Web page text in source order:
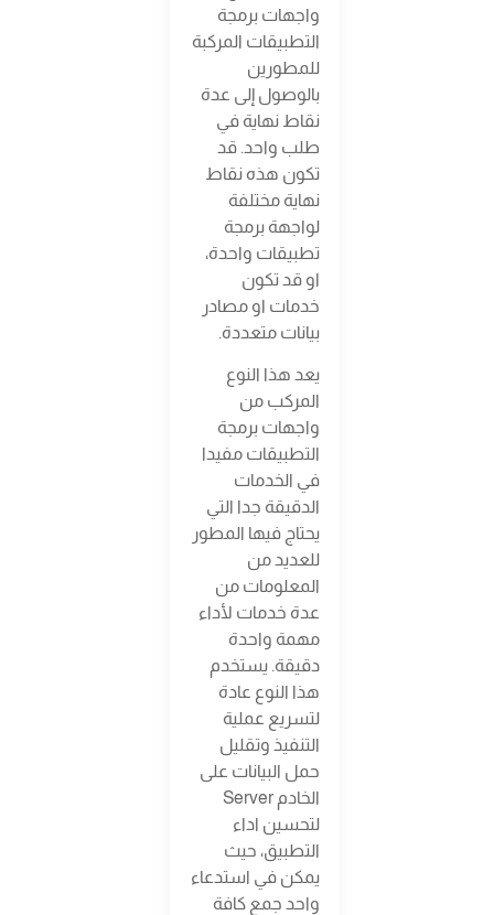
واجهات برمجة
التطبيقات المركبة
للمطورين
بالوصول إلى عدة
نقاط نهاية في
طلب واحد. قد
تكون هذه نقاط
نهاية مختلفة
لواجهة برمجة
تطبيقات واحدة،
او قد تكون
خدمات او مصادر
بيانات متعددة.
يعد هذا النوع
المركب من
واجهات برمجة
التطبيقات مفيدا
في الخدمات
الدقيقة جدا التي
يحتاج فيها المطور
للعديد من
المعلومات من
عدة خدمات لأداء
مهمة واحدة
دقيقة. يستخدم
هذا النوع عادة
لتسريع عملية
التنفيذ وتقليل
حمل البيانات على
الخادم Server
لتحسين اداء
التطبيق، حيث
يمكن في استدعاء
واحد جمع كافة